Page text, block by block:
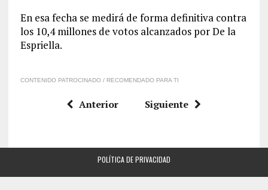
En esa fecha se medirá de forma definitiva contra
los 10,4 millones de votos alcanzados por De la
Espriella.
CONTENIDO PATROCINADO / RECOMENDADO PARA TI
Anterior Siguiente
POLÍTICA DE PRIVACIDAD